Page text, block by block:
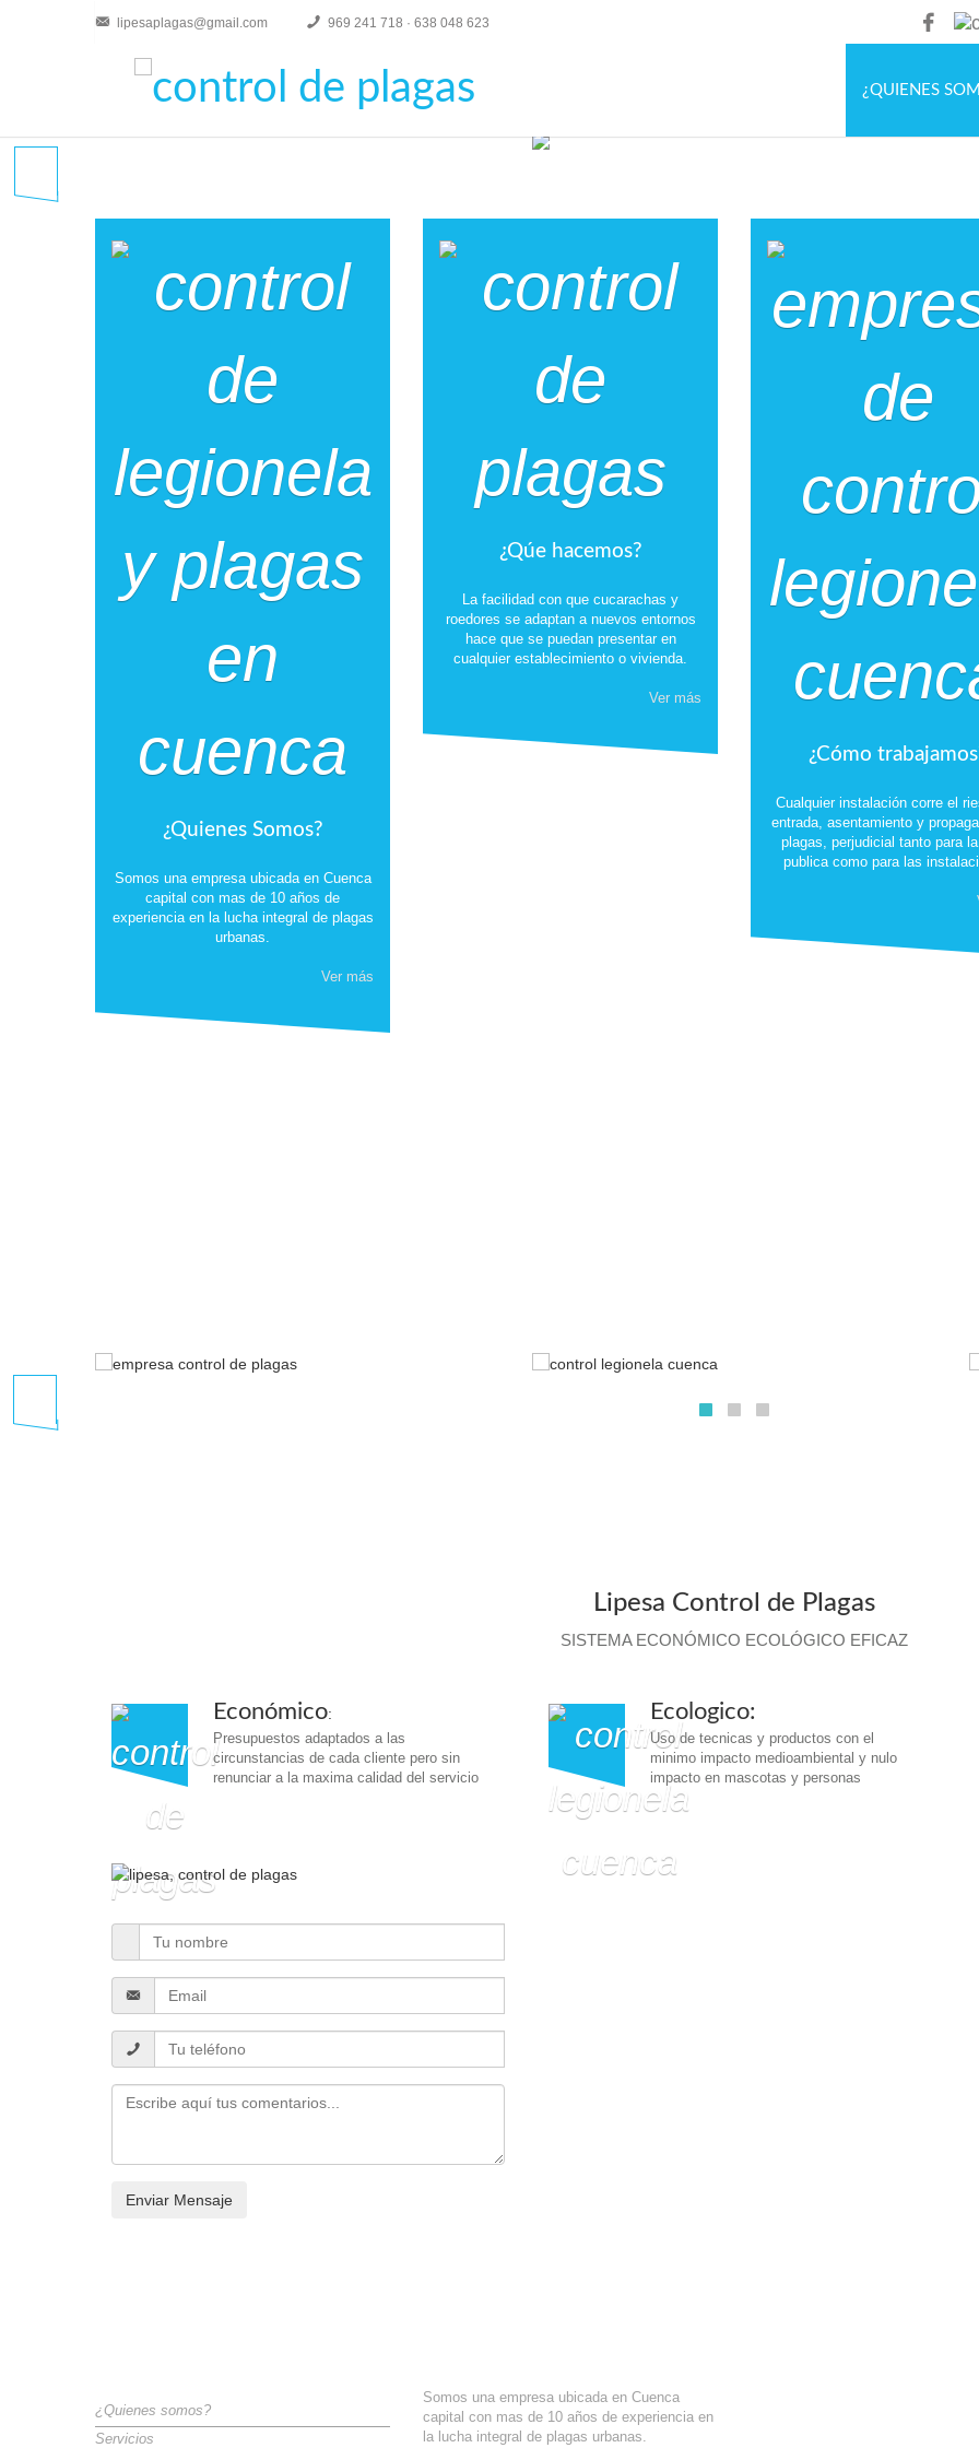
lipesaplagas@gmail.com 969 241 718 · 638 048 623
¿QUIENES
¿Quienes Somos?
Somos una empresa ubicada en Cuenca
capital con mas de 10 años de
experiencia en la lucha integral de plagas
urbanas.
Ver más
¿Qúe hacemos?
La facilidad con que cucarachas y
roedores se adaptan a nuevos entornos
hace que se puedan presentar en
cualquier establecimiento o vivienda.
Ver más
¿Cómo
Cualquier instalación corre el
entrada, asentamiento y
plagas, perjudicial tanto para
publica como para las
Lipesa
Lipesa Control de Plagas
SISTEMA ECONÓMICO ECOLÓGICO EFICAZ
Económico:
Presupuestos adaptados a las
circunstancias de cada cliente pero sin
renunciar a la maxima calidad del servicio
Ecologico:
Uso de tecnicas y productos con el
minimo impacto medioambiental y nulo
impacto en mascotas y personas
¿Quienes somos?
Servicios
Somos una empresa ubicada en Cuenca
capital con mas de 10 años de experiencia en
la lucha integral de plagas urbanas.